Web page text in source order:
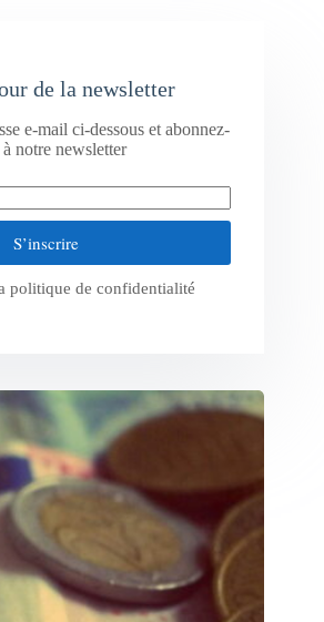
de la newsletter
e-mail ci-dessous et abonnez-
notre newsletter
S’inscrire
politique de confidentialité